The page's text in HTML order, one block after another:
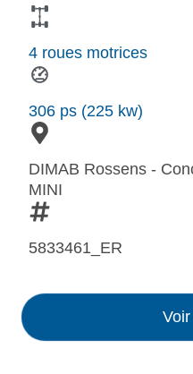
4 roues motrices
306 ps (225 kw)
DIMAB Rossens -
MINI
5833461_ER